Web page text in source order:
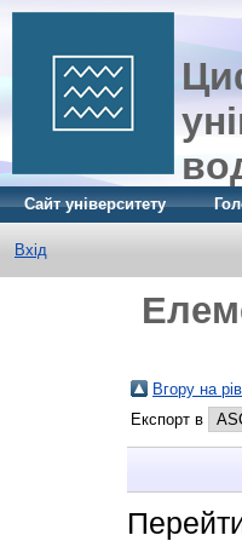
Сайт університету
Вхід
Вгору на
Експорт в